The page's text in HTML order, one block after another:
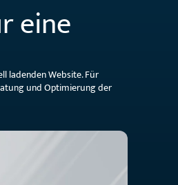
eine
ladenden Website. Für
und Optimierung der